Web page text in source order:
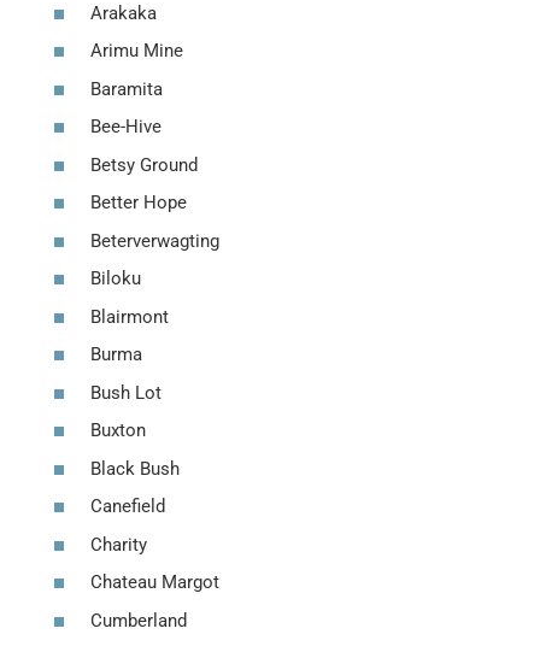
Arakaka
Arimu Mine
Baramita
Bee-Hive
Betsy Ground
Better Hope
Beterverwagting
Biloku
Blairmont
Burma
Bush Lot
Buxton
Black Bush
Canefield
Charity
Chateau Margot
Cumberland